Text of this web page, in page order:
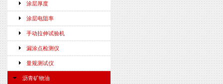
涂层厚度
涂层电阻率
手动拉伸试验机
漏涂点检测仪
量规测试仪
沥青矿物油